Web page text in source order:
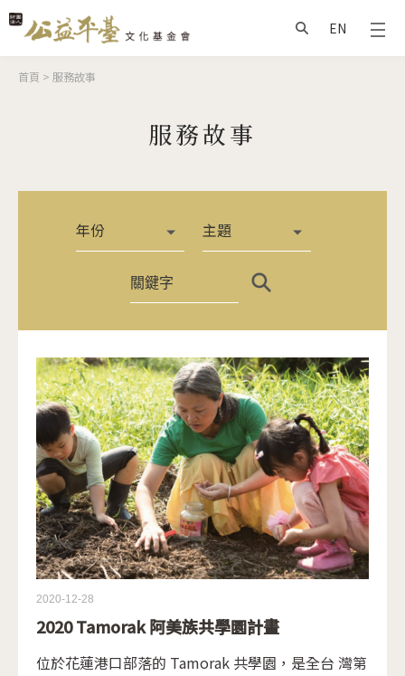
搜尋
EN
您在這裡
首頁 > 服務故事
服務故事
2020-12-28
2020 Tamorak 阿美族共學園計畫
位於花蓮港口部落的 Tamorak 共學園，是全台 灣第